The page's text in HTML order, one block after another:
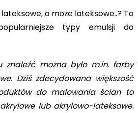
a może lateksowe..? To
typy emulsji do
znaleźć można było m.in. farby
Dziś zdecydowana większość
do malowania ścian to
lub akrylowo-lateksowe.